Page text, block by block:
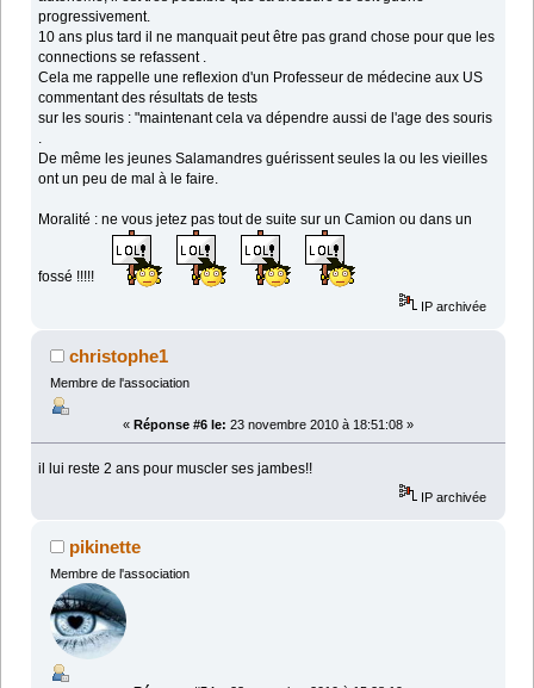
progressivement.
10 ans plus tard il ne manquait peut être pas grand chose pour que les
connections se refassent .
Cela me rappelle une reflexion d'un Professeur de médecine aux US
commentant des résultats de tests
sur les souris : "maintenant cela va dépendre aussi de l'age des souris
.
De même les jeunes Salamandres guérissent seules la ou les vieilles
ont un peu de mal à le faire.
Moralité : ne vous jetez pas tout de suite sur un Camion ou dans un
fossé !!!!!
IP archivée
christophe1
Membre de l'association
« Réponse #6 le: 23 novembre 2010 à 18:51:08 »
il lui reste 2 ans pour muscler ses jambes!!
IP archivée
pikinette
Membre de l'association